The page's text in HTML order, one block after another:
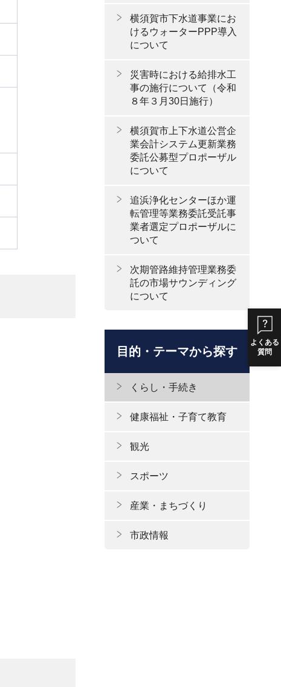
よくある
質問
横須賀市下水道事業にお
けるウォーターPPP導入
について
災害時における給排水工
事の施行について（令和
８年３月30日施行）
横須賀市上下水道公営企
業会計システム更新業務
委託公募型プロポーザル
について
追浜浄化センターほか運
転管理等業務委託受託事
業者選定プロポーザルに
ついて
次期管路維持管理業務委
託の市場サウンディング
について
目的・テーマから探す
くらし・手続き
健康福祉・子育て教育
観光
スポーツ
産業・まちづくり
市政情報